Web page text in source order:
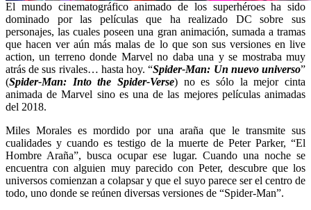
El mundo cinematográfico animado de los superhéroes ha sido
dominado por las películas que ha realizado DC sobre sus
personajes, las cuales poseen una gran animación, sumada a tramas
que hacen ver aún más malas de lo que son sus versiones en live
action, un terreno donde Marvel no daba una y se mostraba muy
atrás de sus rivales… hasta hoy. “Spider-Man: Un nuevo universo”
(Spider-Man: Into the Spider-Verse) no es sólo la mejor cinta
animada de Marvel sino es una de las mejores películas animadas
del 2018.
Miles Morales es mordido por una araña que le transmite sus
cualidades y cuando es testigo de la muerte de Peter Parker, “El
Hombre Araña”, busca ocupar ese lugar. Cuando una noche se
encuentra con alguien muy parecido con Peter, descubre que los
universos comienzan a colapsar y que el suyo parece ser el centro de
todo, uno donde se reúnen diversas versiones de “Spider-Man”.